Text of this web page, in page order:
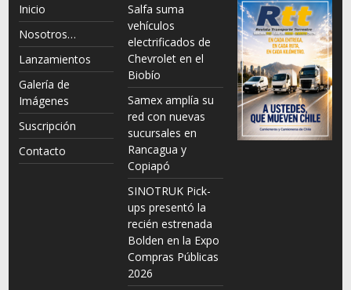
Inicio
Nosotros…
Lanzamientos
Galería de
Imágenes
Suscripción
Contacto
Salfa suma
vehículos
electrificados de
Chevrolet en el
Biobío
Samex amplía su
red con nuevas
sucursales en
Rancagua y
Copiapó
SINOTRUK Pick-
ups presentó la
recién estrenada
Bolden en la Expo
Compras Públicas
2026